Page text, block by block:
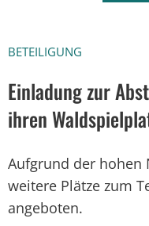
BETEILIGUNG
Einladung zur
ihren
Aufgrund der hohen
weitere Plätze zum
angeboten.